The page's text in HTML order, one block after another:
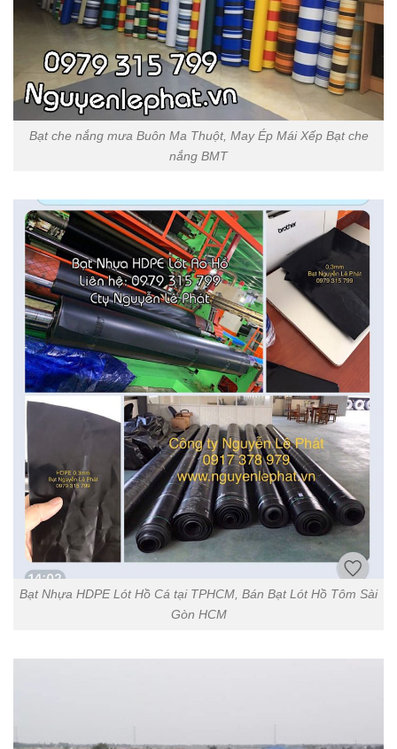
Bạt che nắng mưa Buôn Ma Thuột, May Ép Mái Xếp Bạt che
nắng BMT
Bạt Nhựa HDPE Lót Hồ Cá tại TPHCM, Bán Bạt Lót Hồ Tôm Sài
Gòn HCM